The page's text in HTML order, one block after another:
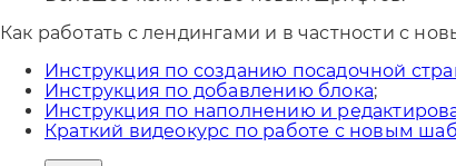
Как работать с лендингами и в частности с
Инструкция по созданию посадочной
Инструкция по добавлению блока;
Инструкция по наполнению и
Краткий видеокурс по работе с новым